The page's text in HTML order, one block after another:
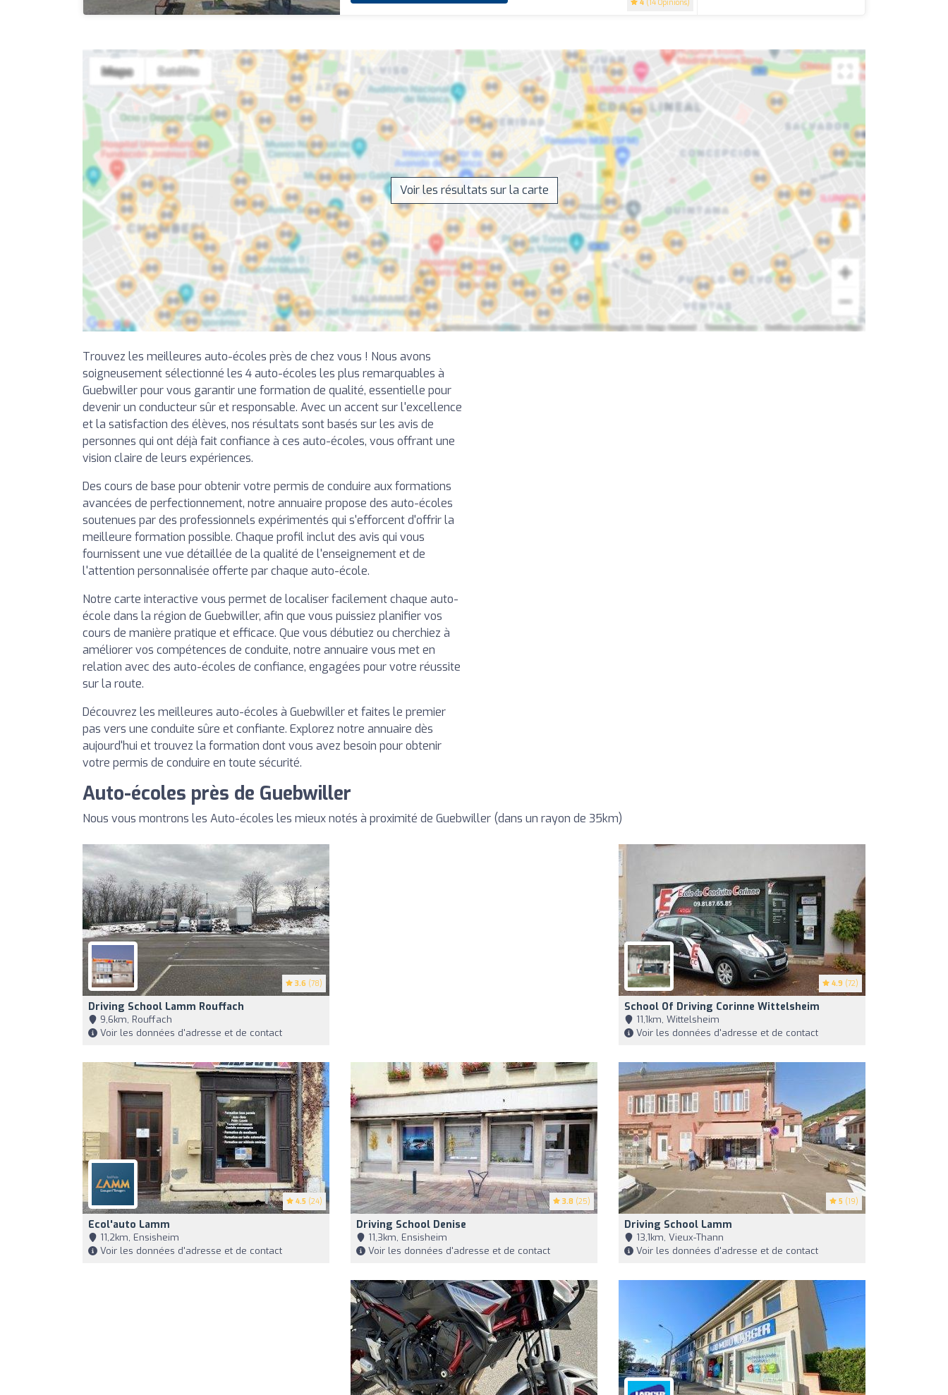
4 (14 Opinions)
Voir les résultats sur la carte
Trouvez les meilleures auto-écoles près de chez vous ! Nous avons
soigneusement sélectionné les 4 auto-écoles les plus remarquables à
Guebwiller pour vous garantir une formation de qualité, essentielle pour
devenir un conducteur sûr et responsable. Avec un accent sur l'excellence
et la satisfaction des élèves, nos résultats sont basés sur les avis de
personnes qui ont déjà fait confiance à ces auto-écoles, vous offrant une
vision claire de leurs expériences.
Des cours de base pour obtenir votre permis de conduire aux formations
avancées de perfectionnement, notre annuaire propose des auto-écoles
soutenues par des professionnels expérimentés qui s'efforcent d'offrir la
meilleure formation possible. Chaque profil inclut des avis qui vous
fournissent une vue détaillée de la qualité de l'enseignement et de
l'attention personnalisée offerte par chaque auto-école.
Notre carte interactive vous permet de localiser facilement chaque auto-
école dans la région de Guebwiller, afin que vous puissiez planifier vos
cours de manière pratique et efficace. Que vous débutiez ou cherchiez à
améliorer vos compétences de conduite, notre annuaire vous met en
relation avec des auto-écoles de confiance, engagées pour votre réussite
sur la route.
Découvrez les meilleures auto-écoles à Guebwiller et faites le premier
pas vers une conduite sûre et confiante. Explorez notre annuaire dès
aujourd'hui et trouvez la formation dont vous avez besoin pour obtenir
votre permis de conduire en toute sécurité.
Auto-écoles près de Guebwiller
Nous vous montrons les Auto-écoles les mieux notés à proximité de Guebwiller (dans un rayon de 35km)
3.6 (78)
Driving School Lamm Rouffach
9,6km, Rouffach
Voir les données d'adresse et de contact
4.9 (72)
School Of Driving Corinne Wittelsheim
11,1km, Wittelsheim
Voir les données d'adresse et de contact
4.5 (24)
Ecol'auto Lamm
11,2km, Ensisheim
Voir les données d'adresse et de contact
3.8 (25)
Driving School Denise
11,3km, Ensisheim
Voir les données d'adresse et de contact
5 (19)
Driving School Lamm
13,1km, Vieux-Thann
Voir les données d'adresse et de contact